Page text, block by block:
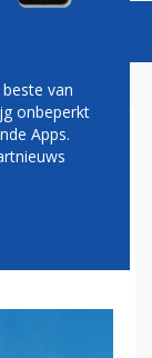
van
onbeperkt
Apps.